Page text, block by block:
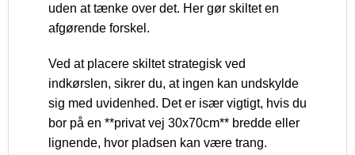
uden at tænke over det. Her gør skiltet en
afgørende forskel.
Ved at placere skiltet strategisk ved
indkørslen, sikrer du, at ingen kan undskylde
sig med uvidenhed. Det er især vigtigt, hvis du
bor på en **privat vej 30x70cm** bredde eller
lignende, hvor pladsen kan være trang.